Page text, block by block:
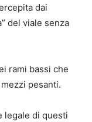
dai
del viale senza
rami bassi che
pesanti.
legale di questi